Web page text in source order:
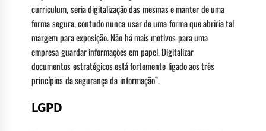
curriculum, seria digitalização das mesmas e manter de uma
forma segura, contudo nunca usar de uma forma que abriria tal
margem para exposição. Não há mais motivos para uma
empresa guardar informações em papel. Digitalizar
documentos estratégicos está fortemente ligado aos três
princípios da segurança da informação”.
LGPD